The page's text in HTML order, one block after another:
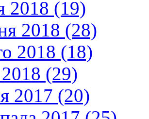
2018 (19)
2018 (28)
2018 (18)
2018 (29)
2017 (20)